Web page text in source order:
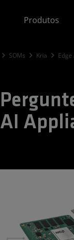
Produtos
SOMs Kria Edge
AI